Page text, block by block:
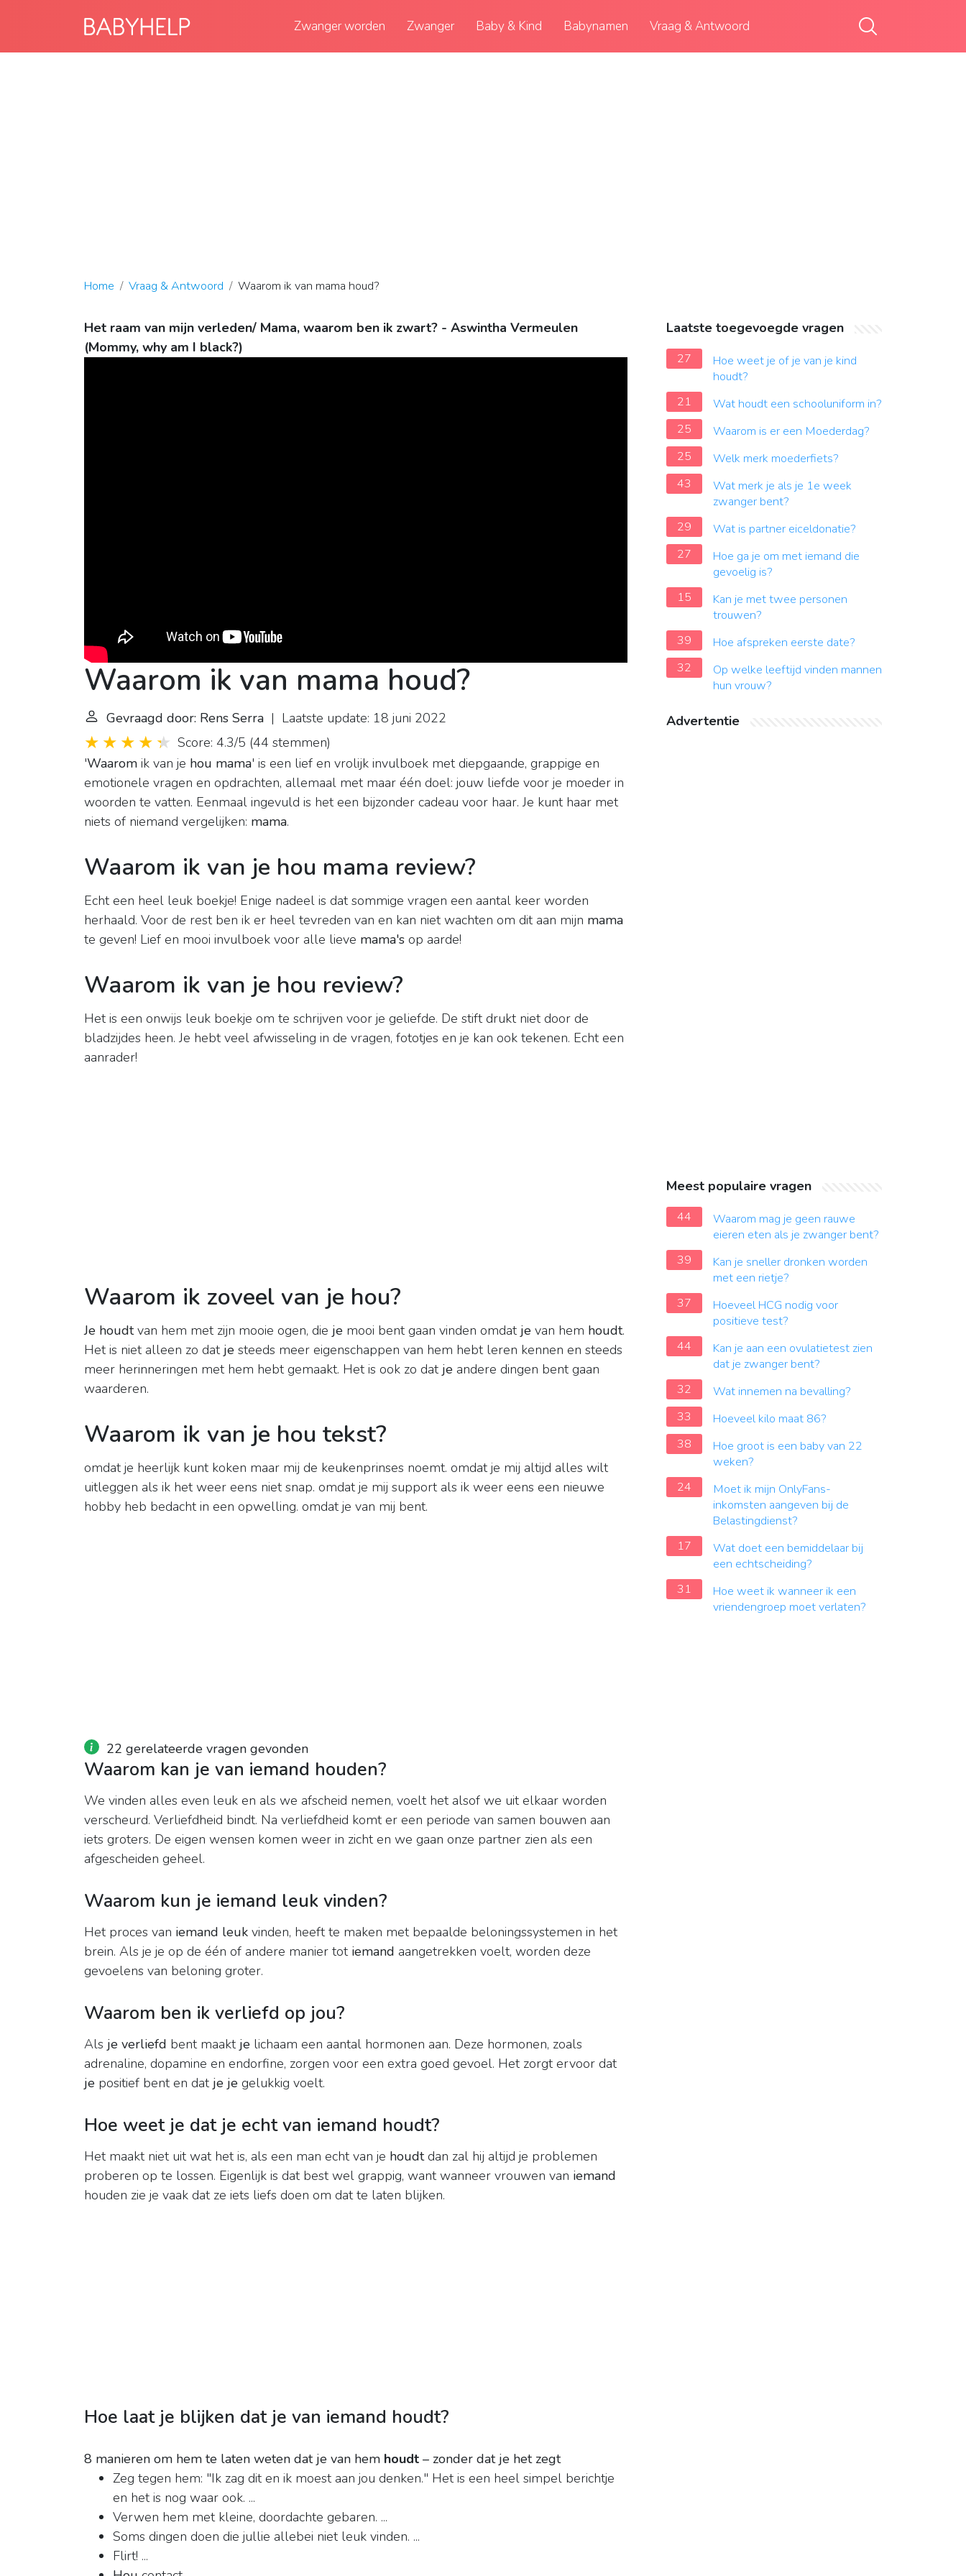
Zwanger worden Zwanger Baby & Kind Babynamen Vraag & Antwoord
Home Vraag & Antwoord Waarom ik van mama houd?
Het raam van mijn verleden/ Mama, waarom ben ik zwart? - Aswintha Vermeulen
(Mommy, why am I black?)
Waarom ik van mama houd?
Gevraagd door: Rens Serra | Laatste update: 18 juni 2022
Score: 4.3/5 (44 stemmen)
'Waarom ik van je hou mama' is een lief en vrolijk invulboek met diepgaande, grappige en
emotionele vragen en opdrachten, allemaal met maar één doel: jouw liefde voor je moeder in
woorden te vatten. Eenmaal ingevuld is het een bijzonder cadeau voor haar. Je kunt haar met
niets of niemand vergelijken: mama.
Waarom ik van je hou mama review?
Echt een heel leuk boekje! Enige nadeel is dat sommige vragen een aantal keer worden
herhaald. Voor de rest ben ik er heel tevreden van en kan niet wachten om dit aan mijn mama
te geven! Lief en mooi invulboek voor alle lieve mama's op aarde!
Waarom ik van je hou review?
Het is een onwijs leuk boekje om te schrijven voor je geliefde. De stift drukt niet door de
bladzijdes heen. Je hebt veel afwisseling in de vragen, fototjes en je kan ook tekenen. Echt een
aanrader!
Waarom ik zoveel van je hou?
Je houdtvan hem met zijn mooie ogen, die je mooi bent gaan vinden omdat je van hem houdt.
Het is niet alleen zo dat je steeds meer eigenschappen van hem hebt leren kennen en steeds
meer herinneringen met hem hebt gemaakt. Het is ook zo dat je andere dingen bent gaan
waarderen.
Waarom ik van je hou tekst?
omdat je heerlijk kunt koken maar mij de keukenprinses noemt. omdat je mij altijd alles wilt
uitleggen als ik het weer eens niet snap. omdat je mij support als ik weer eens een nieuwe
hobby heb bedacht in een opwelling. omdat je van mij bent.
22 gerelateerde vragen gevonden
Waarom kan je van iemand houden?
We vinden alles even leuk en als we afscheid nemen, voelt het alsof we uit elkaar worden
verscheurd. Verliefdheid bindt. Na verliefdheid komt er een periode van samen bouwen aan
iets groters. De eigen wensen komen weer in zicht en we gaan onze partner zien als een
afgescheiden geheel.
Waarom kun je iemand leuk vinden?
Het proces van iemand leuk vinden, heeft te maken met bepaalde beloningssystemen in het
brein. Als je je op de één of andere manier tot iemand aangetrekken voelt, worden deze
gevoelens van beloning groter.
Waarom ben ik verliefd op jou?
Als je verliefd bent maakt je lichaam een aantal hormonen aan. Deze hormonen, zoals
adrenaline, dopamine en endorfine, zorgen voor een extra goed gevoel. Het zorgt ervoor dat
je positief bent en dat je je gelukkig voelt.
Hoe weet je dat je echt van iemand houdt?
Het maakt niet uit wat het is, als een man echt van je houdtdan zal hij altijd je problemen
proberen op te lossen. Eigenlijk is dat best wel grappig, want wanneer vrouwen van iemand
houden zie je vaak dat ze iets liefs doen om dat te laten blijken.
Hoe laat je blijken dat je van iemand houdt?
8 manieren om hem te laten weten dat je van hem houdt – zonder dat je het zegt
Zeg tegen hem: "Ik zag dit en ik moest aan jou denken." Het is een heel simpel berichtje
en het is nog waar ook. ...
Verwen hem met kleine, doordachte gebaren. ...
Soms dingen doen die jullie allebei niet leuk vinden. ...
Flirt! ...
Laatste toegevoegde vragen
27
Hoe weet je of je van je kind
houdt?
21
Wat houdt een schooluniform in?
25
Waarom is er een Moederdag?
25
Welk merk moederfiets?
43
Wat merk je als je 1e week
zwanger bent?
29
Wat is partner eiceldonatie?
27
Hoe ga je om met iemand die
gevoelig is?
15
Kan je met twee personen
trouwen?
39
Hoe afspreken eerste date?
32
Op welke leeftijd vinden mannen
hun vrouw?
Advertentie
Meest populaire vragen
44
Waarom mag je geen rauwe
eieren eten als je zwanger bent?
39
Kan je sneller dronken worden
met een rietje?
37
Hoeveel HCG nodig voor
positieve test?
44
Kan je aan een ovulatietest zien
dat je zwanger bent?
32
Wat innemen na bevalling?
33
Hoeveel kilo maat 86?
38
Hoe groot is een baby van 22
weken?
24
Moet ik mijn OnlyFans-
inkomsten aangeven bij de
Belastingdienst?
17
Wat doet een bemiddelaar bij
een echtscheiding?
31
Hoe weet ik wanneer ik een
vriendengroep moet verlaten?